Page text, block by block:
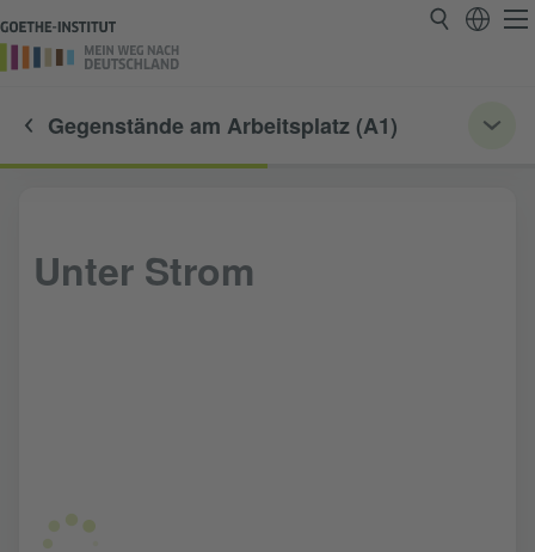
Gegenstände am Arbeitsplatz (A1)
Unter Strom